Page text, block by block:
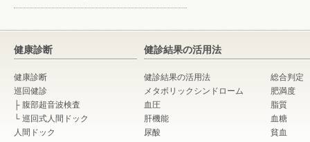
健康診断
健康診断
巡回健診
├ 腹部超音波検査
└ 巡回式人間ドック
人間ドック
健診結果の活用法
健診結果の活用法
総合判定
メタボリックシンドローム
肥満度
血圧
脂質
肝機能
血糖
尿酸
貧血